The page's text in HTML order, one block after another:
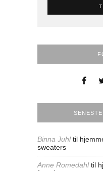
Binna Juhltil
sweaters
Anne Romedahltil